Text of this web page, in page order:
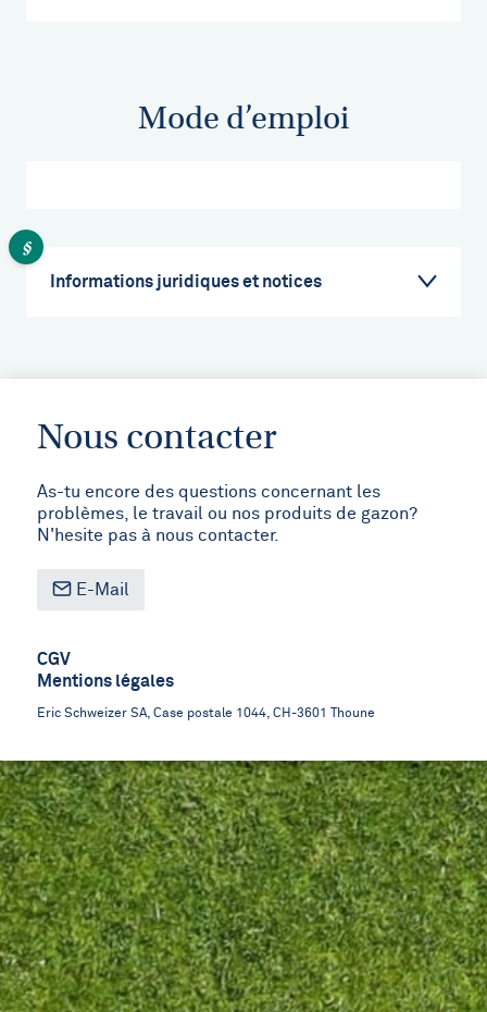
Mode d’emploi
Informations juridiques et notices
Footer
menu
CGV
Mentions légales
Eric Schweizer SA, Case postale 1044, CH-3601 Thoune
Nous contacter
As-tu encore des questions concernant les
problèmes, le travail ou nos produits de gazon?
N'hesite pas à nous contacter.
E-Mail